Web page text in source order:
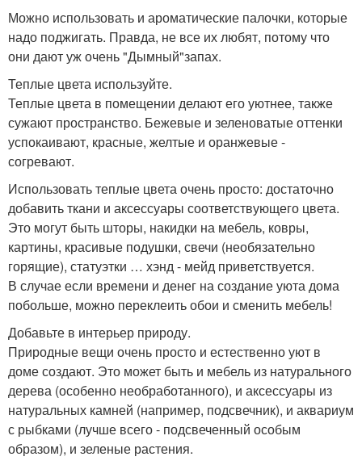
Можно использовать и ароматические палочки, которые
надо поджигать. Правда, не все их любят, потому что
они дают уж очень "Дымный"запах.
Теплые цвета используйте.
Теплые цвета в помещении делают его уютнее, также
сужают пространство. Бежевые и зеленоватые оттенки
успокаивают, красные, желтые и оранжевые -
согревают.
Использовать теплые цвета очень просто: достаточно
добавить ткани и аксессуары соответствующего цвета.
Это могут быть шторы, накидки на мебель, ковры,
картины, красивые подушки, свечи (необязательно
горящие), статуэтки … хэнд - мейд приветствуется.
В случае если времени и денег на создание уюта дома
побольше, можно переклеить обои и сменить мебель!
Добавьте в интерьер природу.
Природные вещи очень просто и естественно уют в
доме создают. Это может быть и мебель из натурального
дерева (особенно необработанного), и аксессуары из
натуральных камней (например, подсвечник), и аквариум
с рыбками (лучше всего - подсвеченный особым
образом), и зеленые растения.